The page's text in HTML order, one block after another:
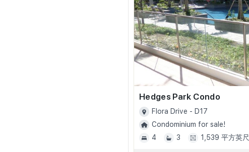
Hedges Park Condo
Flora Drive - D17
Condominium for sale!
4
3 1,539 平方英尺